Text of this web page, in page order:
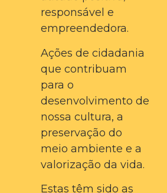
responsável e
empreendedora.
Ações de cidadania
que contribuam
para o
desenvolvimento de
nossa cultura, a
preservação do
meio ambiente e a
valorização da vida.
Estas têm sido as